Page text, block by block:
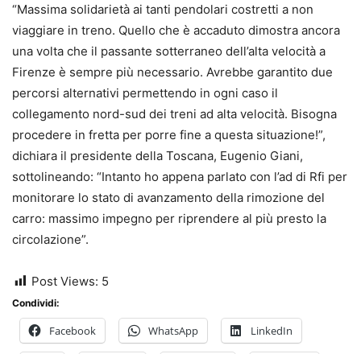
“Massima solidarietà ai tanti pendolari costretti a non
viaggiare in treno. Quello che è accaduto dimostra ancora
una volta che il passante sotterraneo dell’alta velocità a
Firenze è sempre più necessario. Avrebbe garantito due
percorsi alternativi permettendo in ogni caso il
collegamento nord-sud dei treni ad alta velocità. Bisogna
procedere in fretta per porre fine a questa situazione!”,
dichiara il presidente della Toscana, Eugenio Giani,
sottolineando: “Intanto ho appena parlato con l’ad di Rfi per
monitorare lo stato di avanzamento della rimozione del
carro: massimo impegno per riprendere al più presto la
circolazione”.
Post Views: 5
Condividi:
Facebook WhatsApp LinkedIn